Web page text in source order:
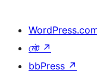
মেট ↗
bbPress ↗